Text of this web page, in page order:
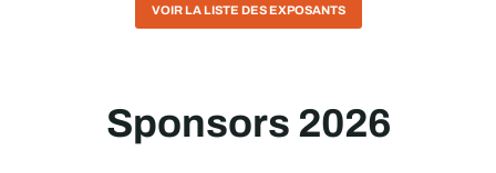
VOIR LA LISTE DES EXPOSANTS
Sponsors 2026